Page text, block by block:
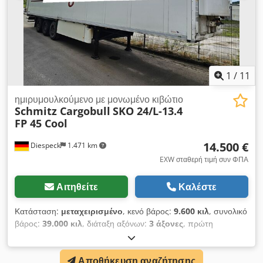
1 / 11
Diespeck 1.471 km
ημιρυμουλκούμενο με μονωμένο κιβώτιο
Schmitz Cargobull SKO 24/L-13.4
FP 45 Cool
14.500 €
EXW σταθερή τιμή συν ΦΠΑ
Αιτηθείτε Καλέστε
Κατάσταση: μεταχειρισμένο, κενό βάρος: 9.600 κιλ, συνολικό
βάρος: 39.000 κιλ, διάταξη αξόνων: 3 άξονες, πρώτη
, επόμενος τεχνικός έλεγχος (TÜV):
04/2027, μήκος χώρου φόρτωσης:13.300 χιλ., πλάτος χώρου
2.500 χιλ., ύψος χώρου φόρτωσης:2.680 χιλ.